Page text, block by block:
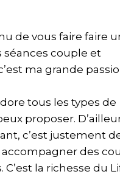
de vous faire faire
séances couple et
ma grande
tous les types de
proposer.
c’est justement
des
la richesse du